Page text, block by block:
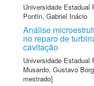
Universidade Estadual
Pontin, Gabriel Inácio
Análise
no reparo de
cavitação
Universidade Estadual
Musardo, Gustavo
mestrado]